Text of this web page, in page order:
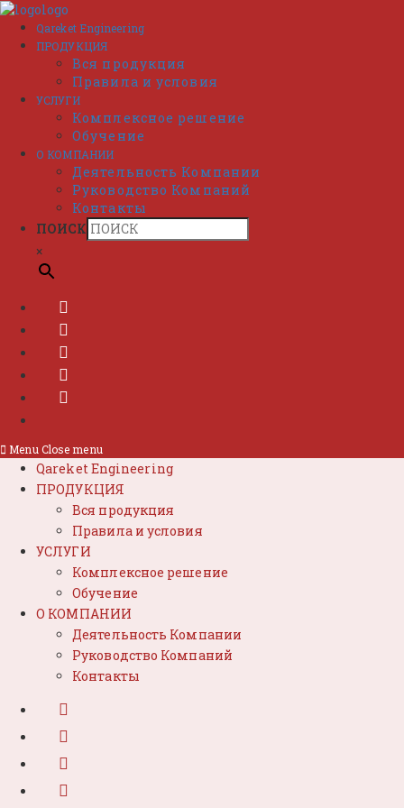
Перейти
содержимому
Qareket Engineering
ПРОДУКЦИЯ
Вся продукция
Правила и условия
УСЛУГИ
Комплексное решение
Обучение
О КОМПАНИИ
Деятельность Компании
Руководство Компаний
Контакты
ПОИСК
×
Menu Close menu
Qareket Engineering
ПРОДУКЦИЯ
Вся продукция
Правила и условия
УСЛУГИ
Комплексное решение
Обучение
О КОМПАНИИ
Деятельность Компании
Руководство Компаний
Контакты